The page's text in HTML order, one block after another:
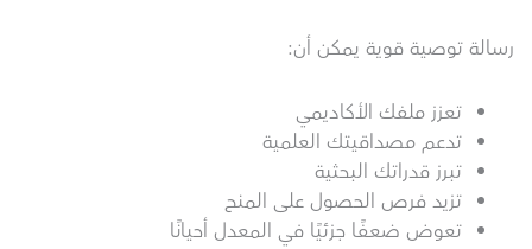
رسالة توصية قوية يمكن أن:
تعزز ملفك الأكاديمي
تدعم مصداقيتك العلمية
تبرز قدراتك البحثية
تزيد فرص الحصول على المنح
تعوض ضعفًا جزئيًا في المعدل أحيانًا